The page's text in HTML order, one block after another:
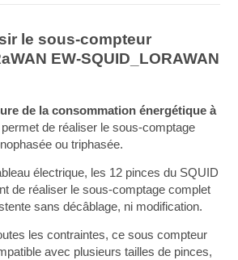
le sous-compteur
EW-SQUID_LORAWAN
de la consommation énergétique à
de réaliser le sous-comptage
ou triphasée.
électrique, les 12 pinces du SQUID
de réaliser le sous-comptage complet
sans décâblage, ni modification.
les contraintes, ce sous compteur
avec plusieurs tailles de pinces,